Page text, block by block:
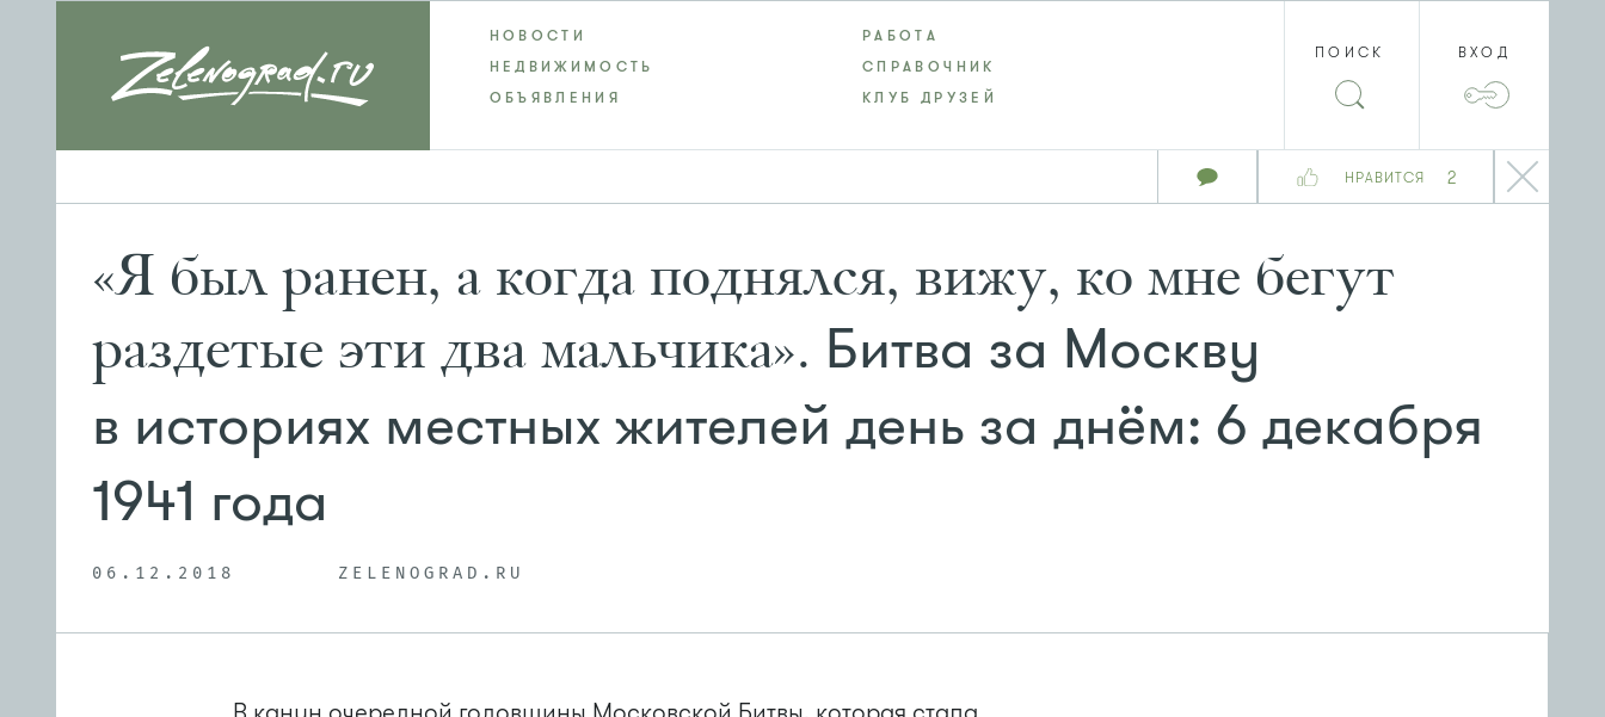
НРАВИТСЯ 2
НОВОСТИ
РАБОТА
НЕДВИЖИМОСТЬ
СПРАВОЧНИК
ОБЪЯВЛЕНИЯ
КЛУБ ДРУЗЕЙ
ПОИСК ВХОД
«Я был ранен, а когда поднялся, вижу, ко мне бегут
раздетые эти два мальчика». Битва за Москву
в историях местных жителей день за днём: 6 декабря
1941 года
06.12.2018 ZELENOGRAD.RU